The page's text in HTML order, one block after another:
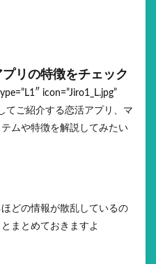
リの特徴をチェック
icon=”Jiro1_L.jpg”
てご紹介する恋活アプリ、マ
ムや特徴を解説してみたい
どの情報が散乱しているの
まとめておきますよ